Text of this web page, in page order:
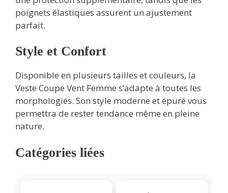
poignets élastiques assurent un ajustement
parfait.
Style et Confort
Disponible en plusieurs tailles et couleurs, la
Veste Coupe Vent Femme s’adapte à toutes les
morphologies. Son style moderne et épuré vous
permettra de rester tendance même en pleine
nature.
Catégories liées